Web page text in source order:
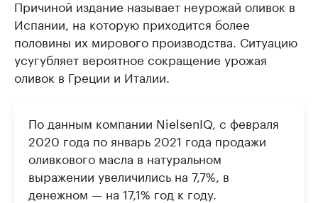
Причиной издание называет неурожай оливок в
Испании, на которую приходится более
половины их мирового производства. Ситуацию
усугубляет вероятное сокращение урожая
оливок в Греции и Италии.
По данным компании NielsenIQ, с февраля
2020 года по январь 2021 года продажи
оливкового масла в натуральном
выражении увеличились на 7,7%, в
денежном — на 17,1% год к году.